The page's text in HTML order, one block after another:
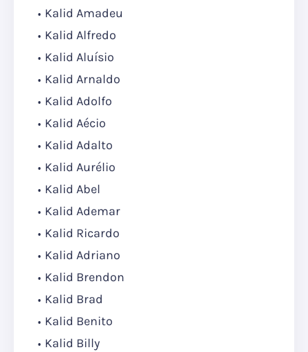
Kalid Amadeu
Kalid Alfredo
Kalid Aluísio
Kalid Arnaldo
Kalid Adolfo
Kalid Aécio
Kalid Adalto
Kalid Aurélio
Kalid Abel
Kalid Ademar
Kalid Ricardo
Kalid Adriano
Kalid Brendon
Kalid Brad
Kalid Benito
Kalid Billy